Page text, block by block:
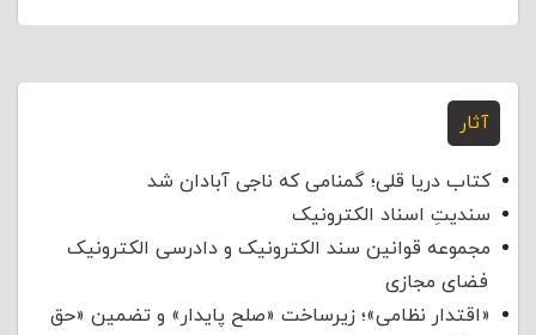
آثار
کتاب دریا قلی؛ گمنامی که ناجی آبادان شد
سندیتِ اسناد الکترونیک
مجموعه قوانین سند الکترونیک و دادرسی الکترونیک
فضای مجازی
«اقتدار نظامی»؛ زیرساخت «صلح پایدار» و تضمین «حق